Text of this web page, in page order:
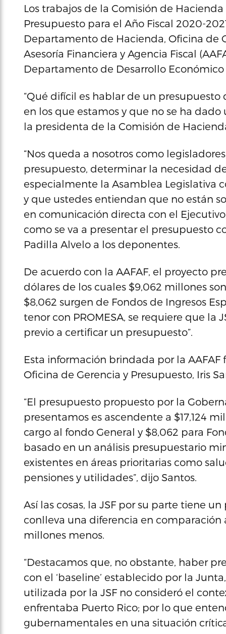
Los trabajos de la Comisión de
Presupuesto para el Año Fiscal 2020-
Departamento de Hacienda, Oficina de
Asesoría Financiera y Agencia Fiscal
Departamento de Desarrollo Económico
“Qué difícil es hablar de un
en los que estamos y que no se ha
la presidenta de la Comisión de
“Nos queda a nosotros como
presupuesto, determinar la necesidad
especialmente la Asamblea Legislativa
y que ustedes entiendan que no están
en comunicación directa con el
como se va a presentar el presupuesto
Padilla Alvelo a los deponentes.
De acuerdo con la AAFAF, el proyecto
dólares de los cuales $9,062 millones
$8,062 surgen de Fondos de Ingresos
tenor con PROMESA, se requiere que la
previo a certificar un presupuesto”.
Esta información brindada por la
Oficina de Gerencia y Presupuesto, Iris
“El presupuesto propuesto por la
presentamos es ascendente a $17,124
cargo al fondo General y $8,062 para
basado en un análisis presupuestario
existentes en áreas prioritarias como
pensiones y utilidades”, dijo Santos.
Así las cosas, la JSF por su parte tiene
conlleva una diferencia en comparación
millones menos.
“Destacamos que, no obstante, haber
con el ‘baseline’ establecido por la
utilizada por la JSF no consideró el
enfrentaba Puerto Rico; por lo que
gubernamentales en una situación